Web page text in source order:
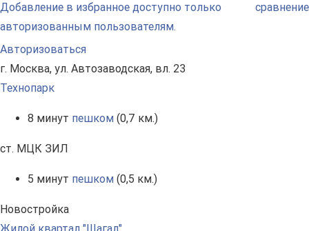
Добавление в избранное доступно только
авторизованным пользователям.
Авторизоваться
сравнение
г. Москва, ул. Автозаводская, вл. 23
Технопарк
8 минут пешком (0,7 км.)
ст. МЦК ЗИЛ
5 минут пешком (0,5 км.)
Новостройка